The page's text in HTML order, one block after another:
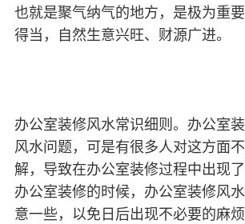
也就是聚气纳气的地方，是极为重
得当，自然生意兴旺、财源广进。
办公室装修风水常识细则。办公室
风水问题，可是有很多人对这方面
解，导致在办公室装修过程中出现
办公室装修的时候，办公室装修风
意一些，以免日后出现不必要的麻烦